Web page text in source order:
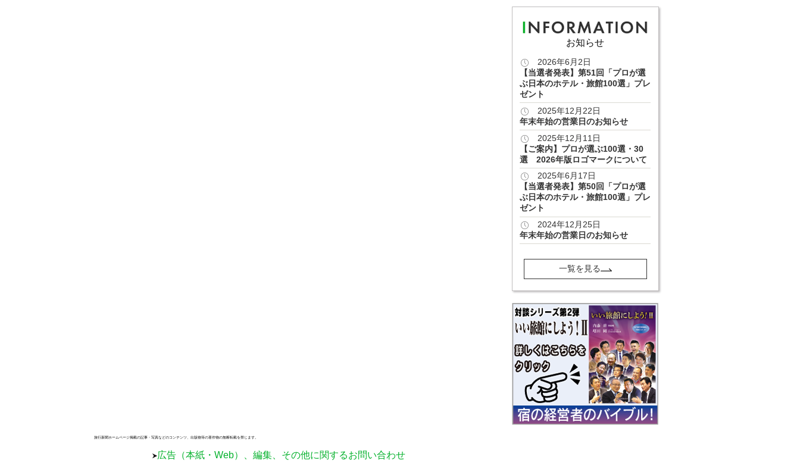
お知らせ
2026年6月2日
【当選者発表】第51回「プロが選
ぶ日本のホテル・旅館100選」プレ
ゼント
2025年12月22日
年末年始の営業日のお知らせ
2025年12月11日
【ご案内】プロが選ぶ100選・30
選 2026年版ロゴマークについて
2025年6月17日
【当選者発表】第50回「プロが選
ぶ日本のホテル・旅館100選」プレ
ゼント
2024年12月25日
年末年始の営業日のお知らせ
一覧を見る
旅行新聞ホームページ掲載の記事・写真などのコンテンツ、出版物等の著作物の無断転載を禁じます。
広告（本紙・Web）、編集、その他に関するお問い合わせ